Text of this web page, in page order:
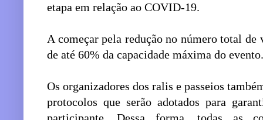
etapa em relação ao COVID-19.
A começar pela redução no número total de
de até 60% da capacidade máxima do
Os organizadores dos ralis e passeios
protocolos que serão adotados para